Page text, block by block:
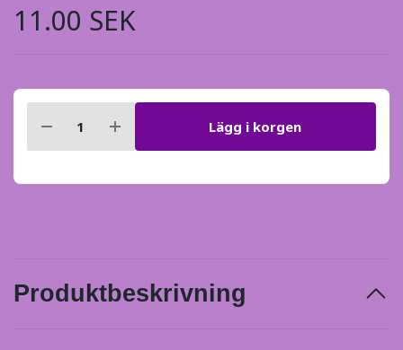
11.00 SEK
Lägg i korgen
Produktbeskrivning